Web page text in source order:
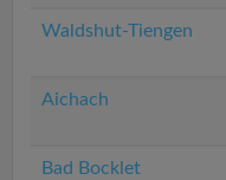
Waldshut-Tiengen
Aichach
Bad Bocklet